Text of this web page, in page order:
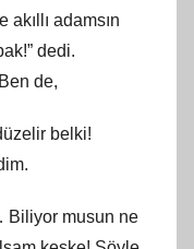
akıllı adamsın
dedi.
de,
belki!
Biliyor musun ne